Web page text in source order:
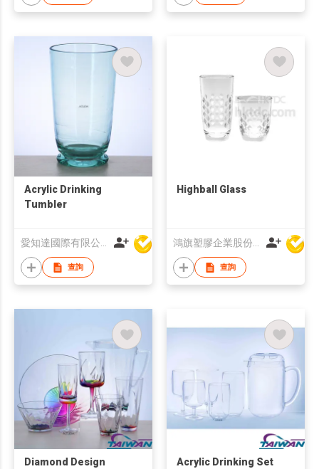
Acrylic Drinking
Tumbler
愛知達國際有限公司
查詢
Highball Glass
鴻旗塑膠企業股份有限公司
查詢
Diamond Design
Acrylic Drinking Set